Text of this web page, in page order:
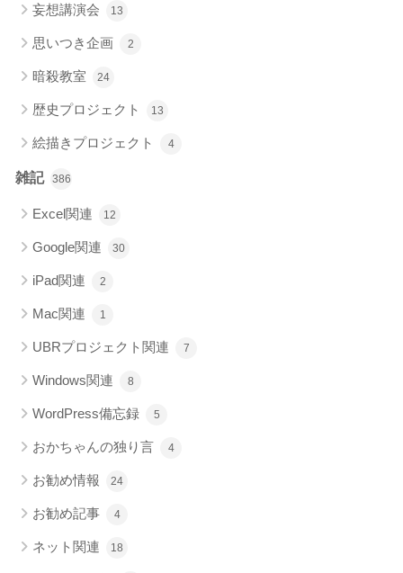
妄想講演会 13
思いつき企画 2
暗殺教室 24
歴史プロジェクト 13
絵描きプロジェクト 4
雑記 386
Excel関連 12
Google関連 30
iPad関連 2
Mac関連 1
UBRプロジェクト関連 7
Windows関連 8
WordPress備忘録 5
おかちゃんの独り言 4
お勧め情報 24
お勧め記事 4
ネット関連 18